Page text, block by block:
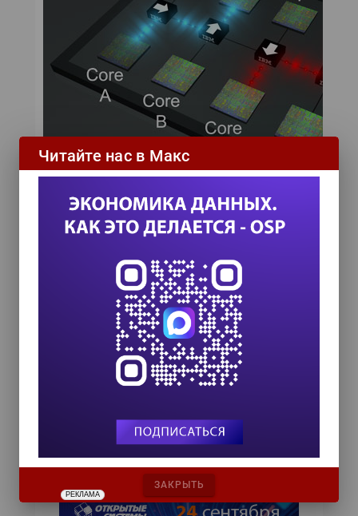
показаны кремниевые широкополосные
оптические переключатели. Они выполняют
главную роль в управлении потоком
информации внутри оптической сети на
кристалле. После того как электрические
сигналы каждого процессорного ядра
преобразуются в световые импульсы,
переключатели устанавливаются в нужные
к принимающему.
РЕКЛАМА
Читайте нас в Макс
ЗАКРЫТЬ